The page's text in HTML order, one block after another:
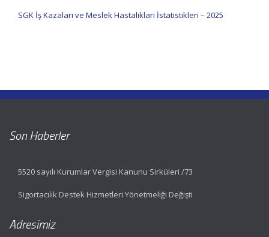
SGK İş Kazaları ve Meslek Hastalıkları İstatistikleri – 2025
Son Haberler
5520 sayılı Kurumlar Vergisi Kanunu Sirküleri /73
Sigortacılık Destek Hizmetleri Yönetmeliği Değişti
Adresimiz